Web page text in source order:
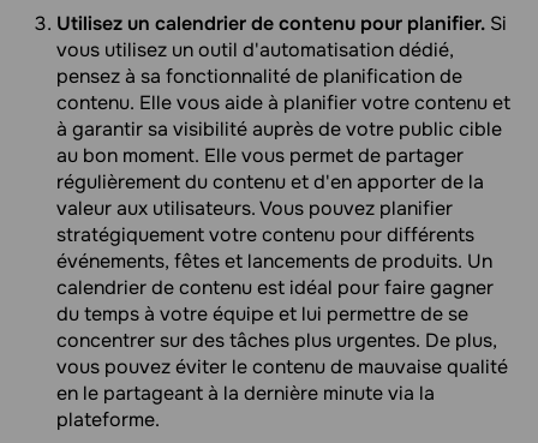
Utilisez un calendrier de contenu pour planifier. Si
vous utilisez un outil d'automatisation dédié,
pensez à sa fonctionnalité de planification de
contenu. Elle vous aide à planifier votre contenu et
à garantir sa visibilité auprès de votre public cible
au bon moment. Elle vous permet de partager
régulièrement du contenu et d'en apporter de la
valeur aux utilisateurs. Vous pouvez planifier
stratégiquement votre contenu pour différents
événements, fêtes et lancements de produits. Un
calendrier de contenu est idéal pour faire gagner
du temps à votre équipe et lui permettre de se
concentrer sur des tâches plus urgentes. De plus,
vous pouvez éviter le contenu de mauvaise qualité
en le partageant à la dernière minute via la
plateforme.